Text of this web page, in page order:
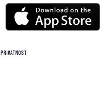
Privatnost